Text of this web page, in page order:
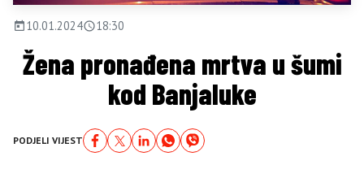
10.01.2024 18:30
Žena pronađena mrtva u šumi
kod Banjaluke
PODJELI VIJEST